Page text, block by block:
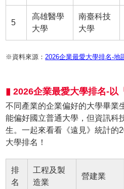
5
高雄醫學
大學
南臺科技
大學
※資料來源： 2026企業最愛大學排名-地
▮ 2026企業最愛大學排名-以
不同產業的企業偏好的大學畢業
能偏好國立普通大學，但資訊科
生。一起來看看《遠見》統計的
大學排名！
排
名
工程及製
造業
營建業